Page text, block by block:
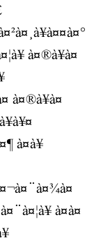
à¤®à¥à¤
à¤®à¥à¤
à¤à¥
à¤à¤